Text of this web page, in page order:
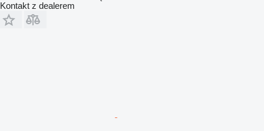
Kontakt z dealerem